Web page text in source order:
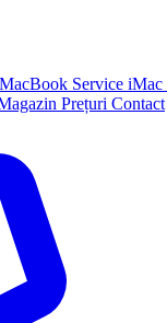
Service iMac
Prețuri Contact